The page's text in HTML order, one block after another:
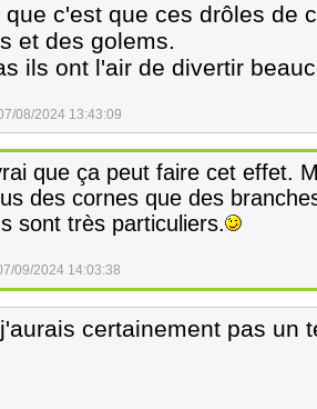
que c'est que ces drôles de
et des golems.
ils ont l'air de divertir
08/2024 13:43:09
que ça peut faire cet effet.
des cornes que des
sont très particuliers.
09/2024 14:03:38
certainement pas un